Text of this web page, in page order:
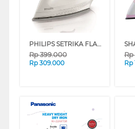
PHILIPS SETRIKA FLAT IRON GC160/27
Rp399.000
Rp 309.000
Rp
Rp